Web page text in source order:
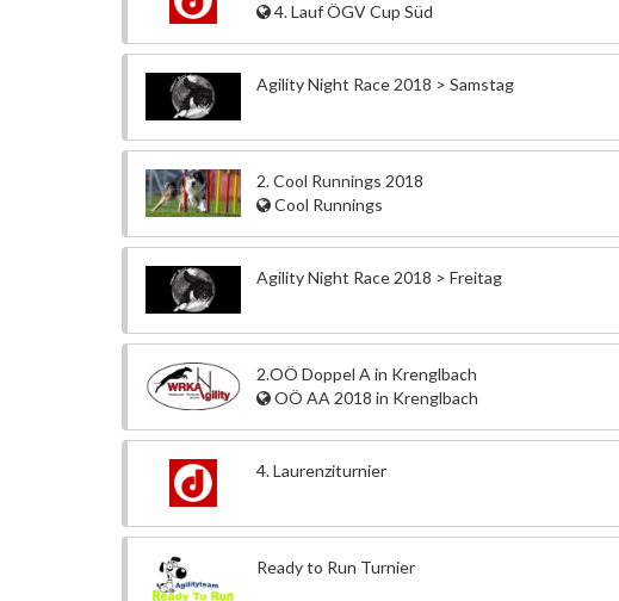
4. Lauf ÖGV Cup Süd
Agility Night Race 2018 > Samstag
2. Cool Runnings 2018
Cool Runnings
Agility Night Race 2018 > Freitag
2.OÖ Doppel A in Krenglbach
OÖ AA 2018 in Krenglbach
4. Laurenziturnier
Ready to Run Turnier